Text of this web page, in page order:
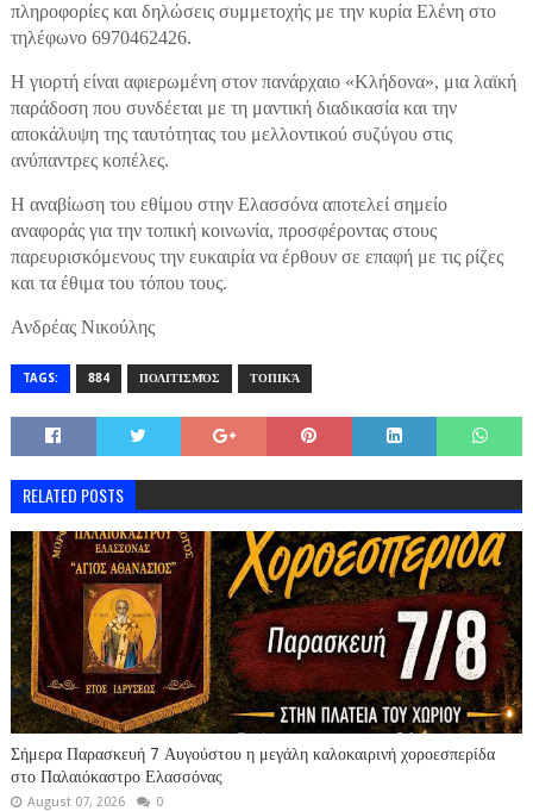
πληροφορίες και δηλώσεις συμμετοχής με την κυρία Ελένη στο
τηλέφωνο 6970462426.
Η γιορτή είναι αφιερωμένη στον πανάρχαιο «Κλήδονα», μια λαϊκή
παράδοση που συνδέεται με τη μαντική διαδικασία και την
αποκάλυψη της ταυτότητας του μελλοντικού συζύγου στις
ανύπαντρες κοπέλες.
Η αναβίωση του εθίμου στην Ελασσόνα αποτελεί σημείο
αναφοράς για την τοπική κοινωνία, προσφέροντας στους
παρευρισκόμενους την ευκαιρία να έρθουν σε επαφή με τις ρίζες
και τα έθιμα του τόπου τους.
Ανδρέας Νικούλης
TAGS: 884 ΠΟΛΙΤΙΣΜΌΣ ΤΟΠΙΚΆ
RELATED POSTS
Σήμερα Παρασκευή 7 Αυγούστου η μεγάλη καλοκαιρινή χοροεσπερίδα
στο Παλαιόκαστρο Ελασσόνας
August 07, 2026 0